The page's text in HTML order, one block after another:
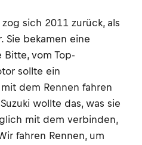
sich 2011 zurück, als
Sie bekamen eine
vom Top-
sollte ein
dem Rennen fahren
wollte das, was sie
mit dem verbinden,
fahren Rennen, um